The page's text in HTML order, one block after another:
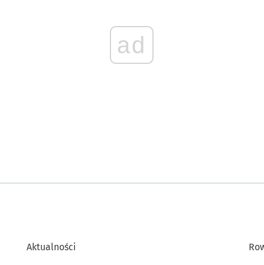
ad
Aktualności